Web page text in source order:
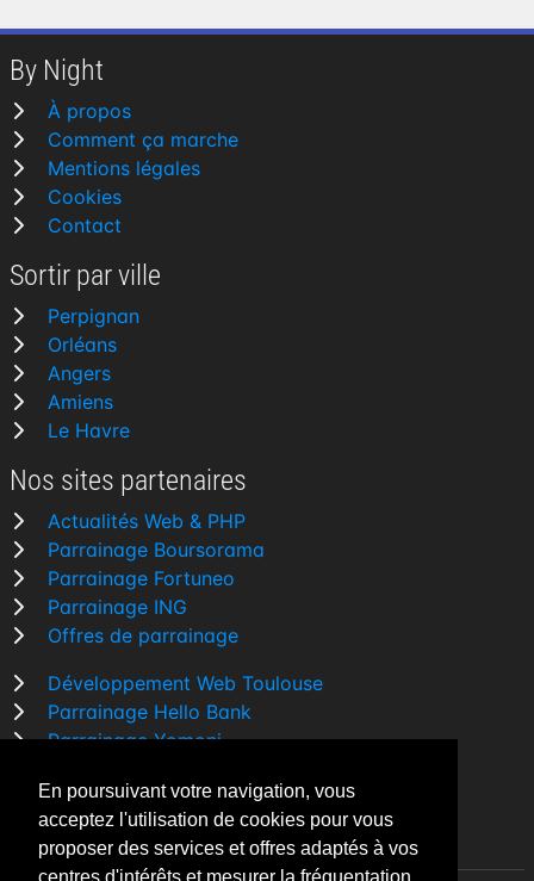
En poursuivant votre navigation, vous
acceptez l'utilisation de cookies pour vous
proposer des services et offres adaptés à vos
By Night
À propos
Comment ça marche
Mentions légales
Cookies
Contact
Sortir par ville
Perpignan
Orléans
Angers
Amiens
Le Havre
Nos sites partenaires
Actualités Web & PHP
Parrainage Boursorama
Parrainage Fortuneo
Parrainage ING
Offres de parrainage
Développement Web Toulouse
Parrainage Hello Bank
Parrainage Yomoni
Comparatif banque